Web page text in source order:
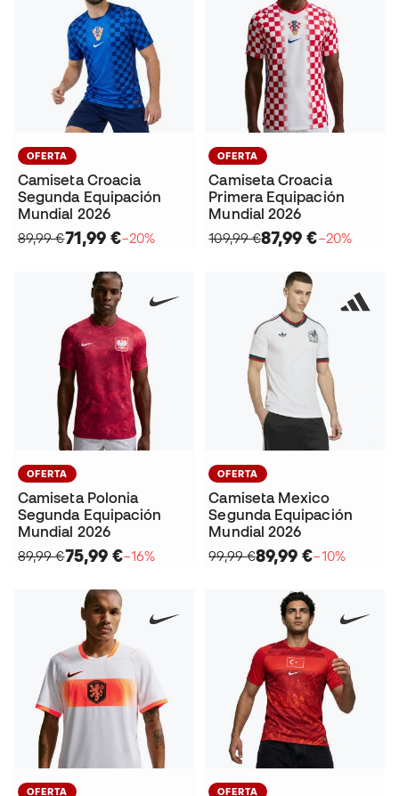
OFERTA
Camiseta Croacia
Segunda Equipación
Mundial 2026
89,99 €71,99 €−20%
OFERTA
Camiseta Croacia
Primera Equipación
Mundial 2026
109,99 €87,99 €−20%
OFERTA
Camiseta Polonia
Segunda Equipación
Mundial 2026
89,99 €75,99 €−16%
OFERTA
Camiseta Mexico
Segunda Equipación
Mundial 2026
99,99 €89,99 €−10%
OFERTA OFERTA